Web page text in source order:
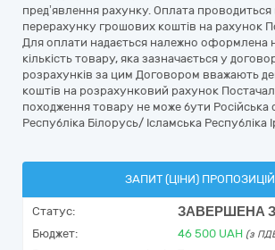
пред’явлення рахунку. Оплата
перерахунку грошових коштів на рахунок
Для оплати надається належно оформлена
кількість товару, яка зазначається у
розрахунків за цим Договором вважають
коштів на розрахунковий рахунок
походження товару не може бути Російська
Республіка Білорусь/ Ісламська Республіка
ЗАПИТ (ЦІНИ) ПРОПОЗИЦІЙ
Статус: ЗАВЕРШЕНА
Бюджет: 46 500 UAH (з